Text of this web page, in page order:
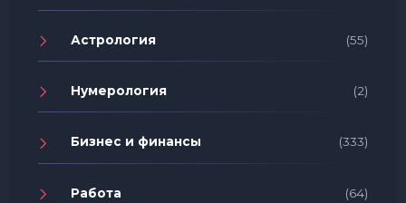
Астрология (55)
Нумерология (2)
Бизнес и финансы (333)
Работа (64)